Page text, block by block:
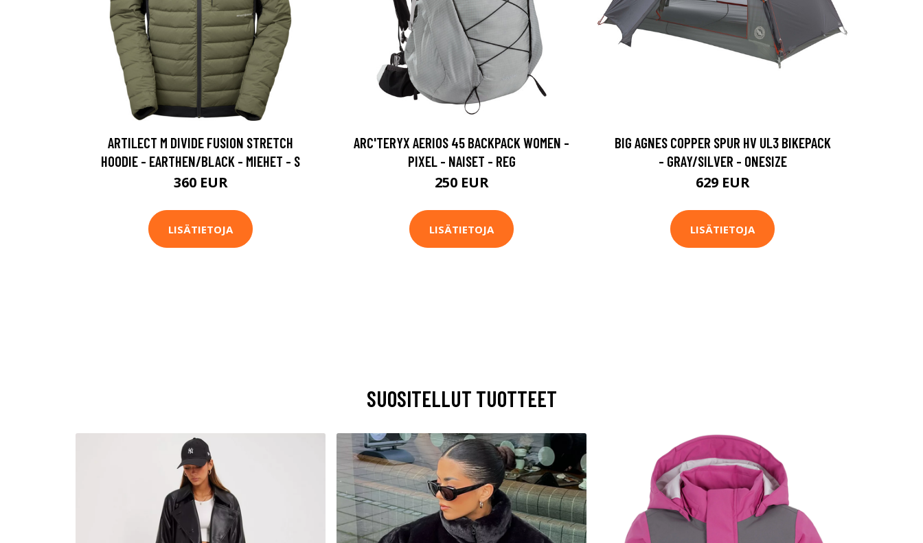
ARTILECT M DIVIDE FUSION STRETCH
HOODIE - EARTHEN/BLACK - MIEHET - S
360 EUR
LISÄTIETOJA
ARC'TERYX AERIOS 45 BACKPACK WOMEN -
PIXEL - NAISET - REG
250 EUR
LISÄTIETOJA
BIG AGNES COPPER SPUR HV UL3 BIKEPACK
- GRAY/SILVER - ONESIZE
629 EUR
LISÄTIETOJA
SUOSITELLUT TUOTTEET